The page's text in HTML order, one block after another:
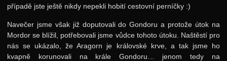
případě jste ještě nikdy nepekli hobití cestovní perníčky :)
Navečer jsme však již doputovali do Gondoru a protože útok na
Mordor se blížil, potřebovali jsme vůdce tohoto útoku. Naštěstí pro
nás se ukázalo, že Aragorn je královské krve, a tak jsme ho
kvapně korunovali na krále Gondoru… jenom tedy na
DOD
Další výzvy
Historické akce